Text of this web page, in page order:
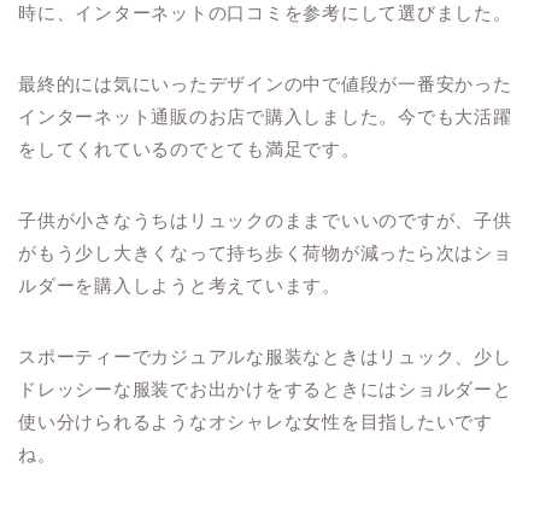
時に、インターネットの口コミを参考にして選びました。
最終的には気にいったデザインの中で値段が一番安かった
インターネット通販のお店で購入しました。今でも大活躍
をしてくれているのでとても満足です。
子供が小さなうちはリュックのままでいいのですが、子供
がもう少し大きくなって持ち歩く荷物が減ったら次はショ
ルダーを購入しようと考えています。
スポーティーでカジュアルな服装なときはリュック、少し
ドレッシーな服装でお出かけをするときにはショルダーと
使い分けられるようなオシャレな女性を目指したいです
ね。